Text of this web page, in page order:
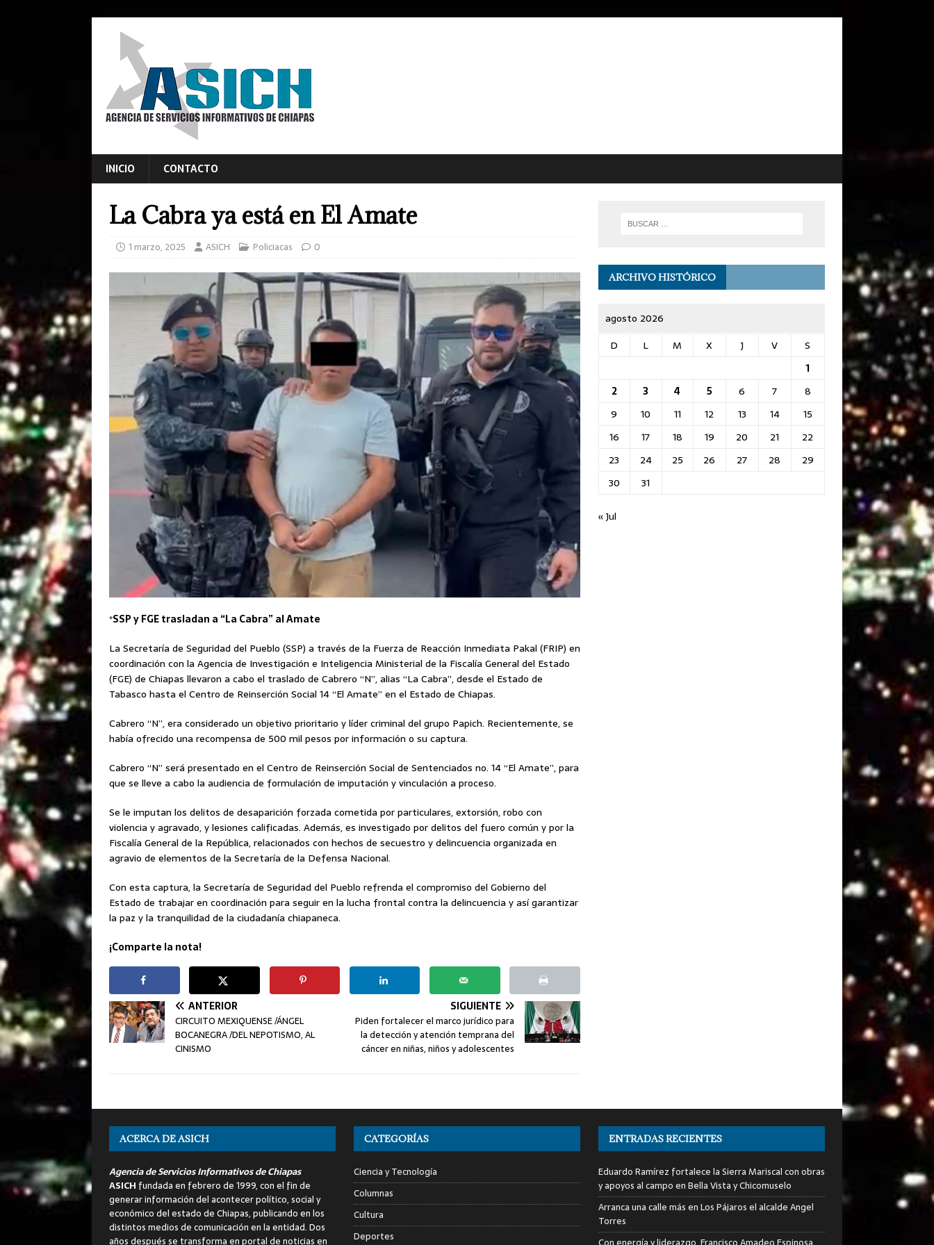
INICIO CONTACTO
La Cabra ya está en El Amate
1 marzo, 2025 ASICH Policiacas 0
*SSP y FGE trasladan a “La Cabra” al Amate
La Secretaría de Seguridad del Pueblo (SSP) a través de la Fuerza de Reacción Inmediata Pakal (FRIP) en
coordinación con la Agencia de Investigación e Inteligencia Ministerial de la Fiscalía General del Estado
(FGE) de Chiapas llevaron a cabo el traslado de Cabrero “N”, alias “La Cabra”, desde el Estado de
Tabasco hasta el Centro de Reinserción Social 14 “El Amate” en el Estado de Chiapas.
Cabrero “N”, era considerado un objetivo prioritario y líder criminal del grupo Papich. Recientemente, se
había ofrecido una recompensa de 500 mil pesos por información o su captura.
Cabrero “N” será presentado en el Centro de Reinserción Social de Sentenciados no. 14 “El Amate”, para
que se lleve a cabo la audiencia de formulación de imputación y vinculación a proceso.
Se le imputan los delitos de desaparición forzada cometida por particulares, extorsión, robo con
violencia y agravado, y lesiones calificadas. Además, es investigado por delitos del fuero común y por la
Fiscalía General de la República, relacionados con hechos de secuestro y delincuencia organizada en
agravio de elementos de la Secretaría de la Defensa Nacional.
Con esta captura, la Secretaría de Seguridad del Pueblo refrenda el compromiso del Gobierno del
Estado de trabajar en coordinación para seguir en la lucha frontal contra la delincuencia y así garantizar
la paz y la tranquilidad de la ciudadanía chiapaneca.
¡Comparte la nota!
ANTERIOR
CIRCUITO MEXIQUENSE /ÁNGEL
BOCANEGRA /DEL NEPOTISMO, AL
CINISMO
SIGUIENTE
Piden fortalecer el marco jurídico para
la detección y atención temprana del
cáncer en niñas, niños y adolescentes
ARCHIVO HISTÓRICO
agosto 2026
D
L M X J V
S
1
2
3 4 5 6 7
8
9
10 11 12 13 14
15
16
17 18 19 20 21
22
23
24 25 26 27 28
29
30
31
« Jul
ACERCA DE ASICH
Agencia de Servicios Informativos de Chiapas
ASICH fundada en febrero de 1999, con el fin de
generar información del acontecer político, social y
económico del estado de Chiapas, publicando en los
distintos medios de comunicación en la entidad. Dos
años después se transforma en portal de noticias en
CATEGORÍAS
Ciencia y Tecnología
Columnas
Cultura
Deportes
ENTRADAS RECIENTES
Eduardo Ramírez fortalece la Sierra Mariscal con obras
y apoyos al campo en Bella Vista y Chicomuselo
Arranca una calle más en Los Pájaros el alcalde Angel
Torres